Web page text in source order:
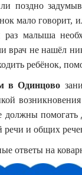
поздно
мало говорит,
малыша
врач не нашёл
ходить ребёнок,
в Одинцово
должны
речи и общих
ответы на